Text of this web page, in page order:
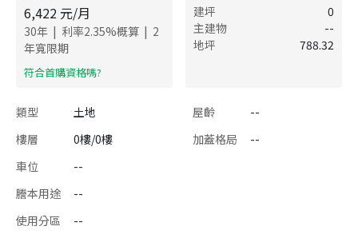
6,422 元/月
30年 | 利率2.35%概算 | 2
年寬限期
​符合首購資格嗎?
建坪
0
主建物
--
地坪
788.32
類型 土地 屋齡
--
樓層
0樓/0樓 加蓋格局
--
車位
--
謄本用途
--
使用分區
--